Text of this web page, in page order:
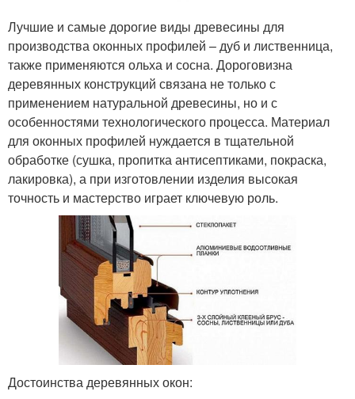
Лучшие и самые дорогие виды древесины для
производства оконных профилей – дуб и лиственница,
также применяются ольха и сосна. Дороговизна
деревянных конструкций связана не только с
применением натуральной древесины, но и с
особенностями технологического процесса. Материал
для оконных профилей нуждается в тщательной
обработке (сушка, пропитка антисептиками, покраска,
лакировка), а при изготовлении изделия высокая
точность и мастерство играет ключевую роль.
Достоинства деревянных окон: